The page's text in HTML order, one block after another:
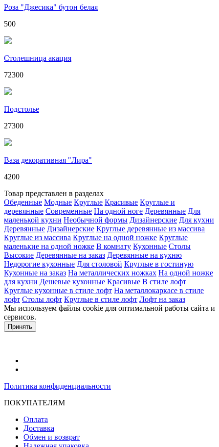
Роза "Джесика" бутон белая
500
Столешница акация
72300
Подстолье
27300
Ваза декоративная "Лира"
4200
Товар представлен в разделах
Обеденные Модные Круглые Красивые Круглые и
деревянные Современные На одной ноге Деревянные Для
маленькой кухни Необычной формы Дизайнерские Для кухни
Деревянные Дизайнерские Круглые деревянные из массива
Круглые из массива Круглые на одной ножке Круглые
маленькие на одной ножке В комнату Кухонные Столы
Высокие Деревянные на заказ Деревянные на кухню
Недорогие кухонные Для столовой Круглые в гостиную
Кухонные на заказ На металлических ножках На одной ножке
для кухни Дешевые кухонные Красивые В стиле лофт
Круглые кухонные в стиле лофт На металлокаркасе в стиле
лофт Столы лофт Круглые в стиле лофт Лофт на заказ
Мы используем файлы cookie для оптимальной работы сайта и
сервисов.
Принять
Политика конфиденциальности
ПОКУПАТЕЛЯМ
Оплата
Доставка
Обмен и возврат